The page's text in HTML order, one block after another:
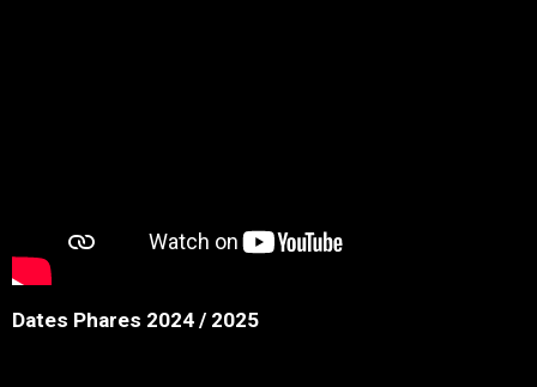
Dates Phares 2024 / 2025